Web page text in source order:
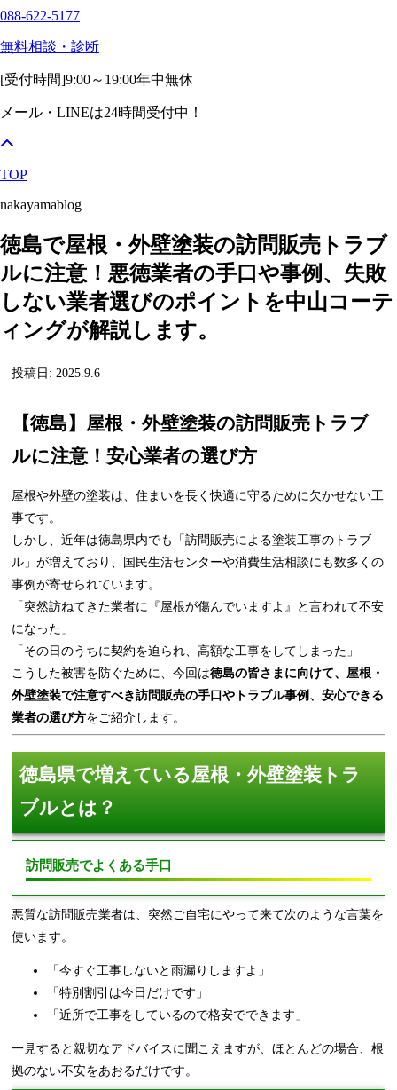
088-622-5177
無料相談・診断
[受付時間]9:00～19:00年中無休
メール・LINEは24時間受付中！
TOP
nakayamablog
徳島で屋根・外壁塗装の訪問販売トラブ
ルに注意！悪徳業者の手口や事例、失敗
しない業者選びのポイントを中山コーテ
ィングが解説します。
投稿日: 2025.9.6
【徳島】屋根・外壁塗装の訪問販売トラブ
ルに注意！安心業者の選び方
屋根や外壁の塗装は、住まいを長く快適に守るために欠かせない工
事です。
しかし、近年は徳島県内でも「訪問販売による塗装工事のトラブ
ル」が増えており、国民生活センターや消費生活相談にも数多くの
事例が寄せられています。
「突然訪ねてきた業者に『屋根が傷んでいますよ』と言われて不安
になった」
「その日のうちに契約を迫られ、高額な工事をしてしまった」
こうした被害を防ぐために、今回は徳島の皆さまに向けて、屋根・
外壁塗装で注意すべき訪問販売の手口やトラブル事例、安心できる
業者の選び方をご紹介します。
徳島県で増えている屋根・外壁塗装トラ
ブルとは？
訪問販売でよくある手口
悪質な訪問販売業者は、突然ご自宅にやって来て次のような言葉を
使います。
「今すぐ工事しないと雨漏りしますよ」
「特別割引は今日だけです」
「近所で工事をしているので格安でできます」
一見すると親切なアドバイスに聞こえますが、ほとんどの場合、根
拠のない不安をあおるだけです。